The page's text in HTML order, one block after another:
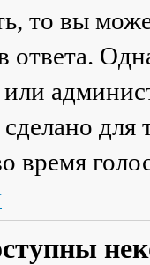
то вы
ответа.
для
время